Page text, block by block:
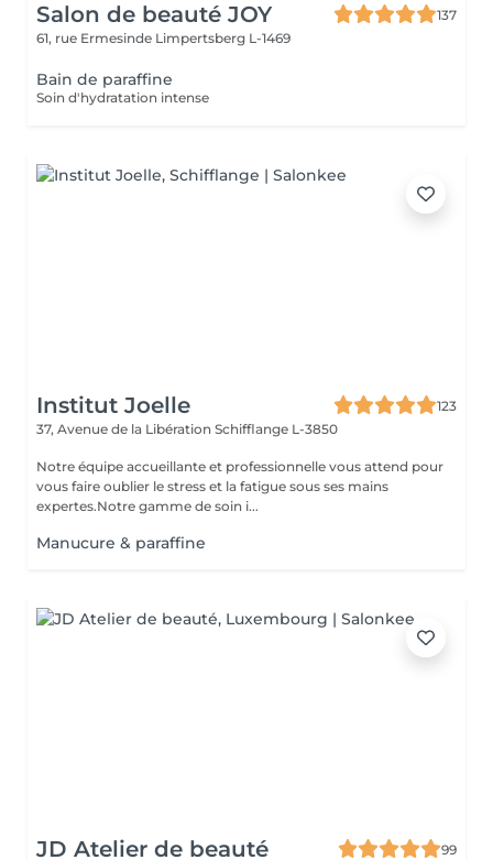
Salon de beauté JOY
137
61, rue Ermesinde Limpertsberg L-1469
Bain de paraffine
Soin d'hydratation intense
Institut Joelle
123
37, Avenue de la Libération Schifflange L-3850
Notre équipe accueillante et professionnelle vous attend pour
vous faire oublier le stress et la fatigue sous ses mains
expertes.Notre gamme de soin i...
Manucure & paraffine
JD Atelier de beauté 99